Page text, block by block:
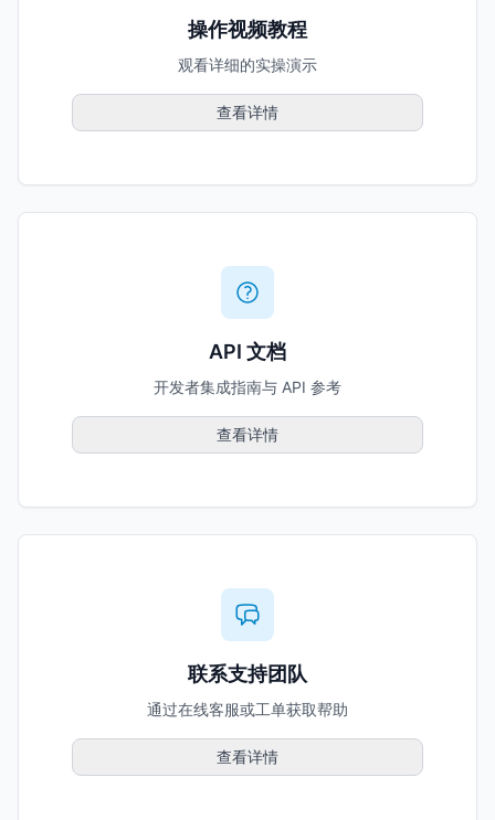
操作视频教程
观看详细的实操演示
查看详情
API 文档
开发者集成指南与 API 参考
查看详情
联系支持团队
通过在线客服或工单获取帮助
查看详情